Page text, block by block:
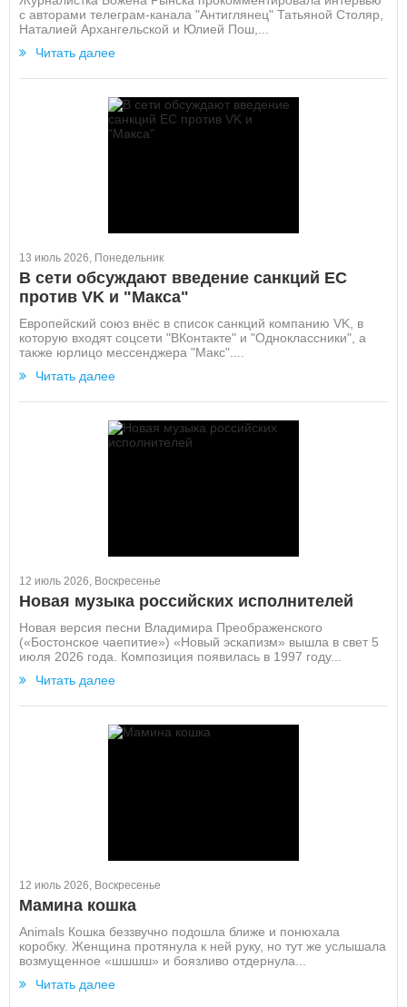
с авторами телеграм-канала "Антиглянец" Татьяной Столяр,
Наталией Архангельской и Юлией Пош,...
Читать далее
13 июль 2026, Понедельник
В сети обсуждают введение санкций ЕС
против VK и "Макса"
Европейский союз внёс в список санкций компанию VK, в
которую входят соцсети "ВКонтакте" и "Одноклассники", а
также юрлицо мессенджера "Макс"....
Читать далее
12 июль 2026, Воскресенье
Новая музыка российских исполнителей
Новая версия песни Владимира Преображенского
(«Бостонское чаепитие») «Новый эскапизм» вышла в свет 5
июля 2026 года. Композиция появилась в 1997 году...
Читать далее
12 июль 2026, Воскресенье
Мамина кошка
Animals Кошка беззвучно подошла ближе и понюхала
коробку. Женщина протянула к ней руку, но тут же услышала
возмущенное «шшшш» и боязливо отдернула...
Читать далее